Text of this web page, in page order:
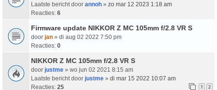
Laatste bericht door annoh » zo mar 12 2023 1:18 am
Reacties: 6
Firmware update NIKKOR Z MC 105mm f/2.8 VR S
door jan » di aug 02 2022 7:50 pm
Reacties: 0
NIKKOR Z MC 105mm f/2.8 VR S
door justme » wo jun 02 2021 8:15 am
Laatste bericht door justme » di mar 15 2022 10:07 am
Reacties: 25 1 2